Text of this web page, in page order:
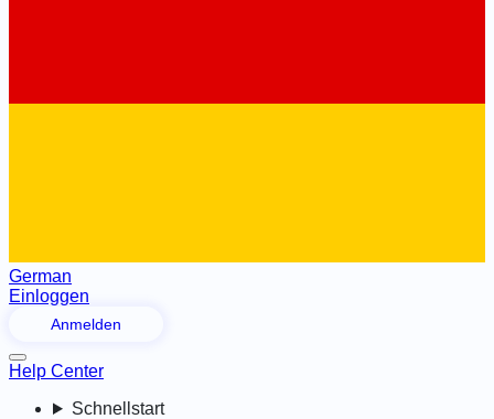
German
Einloggen
Anmelden
Help Center
Schnellstart